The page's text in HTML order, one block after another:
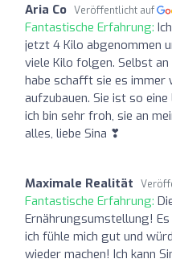
Aria Co Veröffentlicht auf
Fantastische Erfahrung:
jetzt 4 Kilo abgenommen
viele Kilo folgen. Selbst
habe schafft sie es immer
aufzubauen. Sie ist so
ich bin sehr froh, sie an
alles, liebe Sina ❣
Maximale Realität
Fantastische Erfahrung:
Ernährungsumstellung!
ich fühle mich gut und
wieder machen! Ich kann